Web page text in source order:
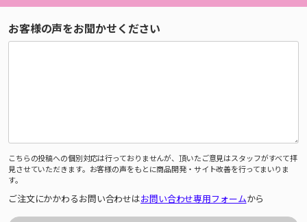
お客様の声をお聞かせください
こちらの投稿への個別対応は行っておりませんが、頂いたご意見はスタッフがすべて拝
見させていただきます。お客様の声をもとに商品開発・サイト改善を行ってまいりま
す。
ご注文にかかわるお問い合わせはお問い合わせ専用フォームから